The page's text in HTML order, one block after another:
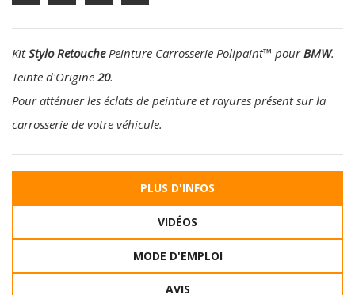
KitStylo RetouchePeinture Carrosserie Polipaint™ pourBMW.
Teinte d'Origine 20.
Pour atténuer les éclats de peinture et rayures présent sur la
carrosserie de votre véhicule.
PLUS D'INFOS
VIDÉOS
MODE D'EMPLOI
AVIS